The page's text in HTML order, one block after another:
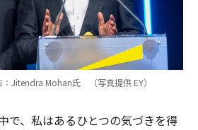
Jitendra Mohan氏 （写真提供 EY）
で、私はあるひとつの気づきを得